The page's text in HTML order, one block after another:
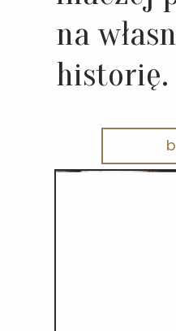
na
historię.